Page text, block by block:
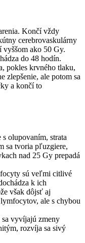
Končí vždy
cerebrovaskulárny
vyššom ako 50 Gy.
do 48 hodín.
pokles krvného tlaku,
zlepšenie, ale potom sa
a končí to
olupovaním, strata
sa tvoria pľuzgiere,
nad 25 Gy prepadá
sú veľmi citlivé
k ich
však dôjsť aj
ale s chybou
vyvíjajú zmeny
rozvíja sa sivý